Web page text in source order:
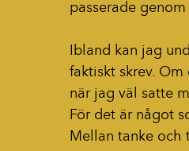
passerade
Ibland kan jag
faktiskt skrev.
när jag väl satte
För det är något
Mellan tanke och